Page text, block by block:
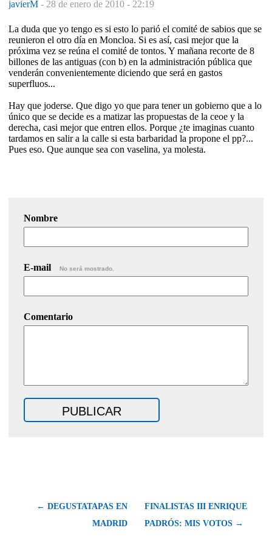
javierM - 28 de enero de 2010 - 22:19
La duda que yo tengo es si esto lo parió el comité de sabios que se
reunieron el otro día en Moncloa. Si es así, casi mejor que la
próxima vez se reúna el comité de tontos. Y mañana recorte de 8
billones de las antiguas (con b) en la administración pública que
venderán convenientemente diciendo que será en gastos
superfluos...
Hay que joderse. Que digo yo que para tener un gobierno que a lo
único que se decide es a matizar las propuestas de la ceoe y la
derecha, casi mejor que entren ellos. Porque ¿te imaginas cuanto
tardamos en salir a la calle si esta barbaridad la propone el pp?...
Pues eso. Que aunque sea con vaselina, ya molesta.
Nombre
E-mail No será mostrado.
Comentario
← DEGUSTATAPAS EN
MADRID
FINALISTAS III ENRIQUE
PADRÓS: MIS VOTOS →